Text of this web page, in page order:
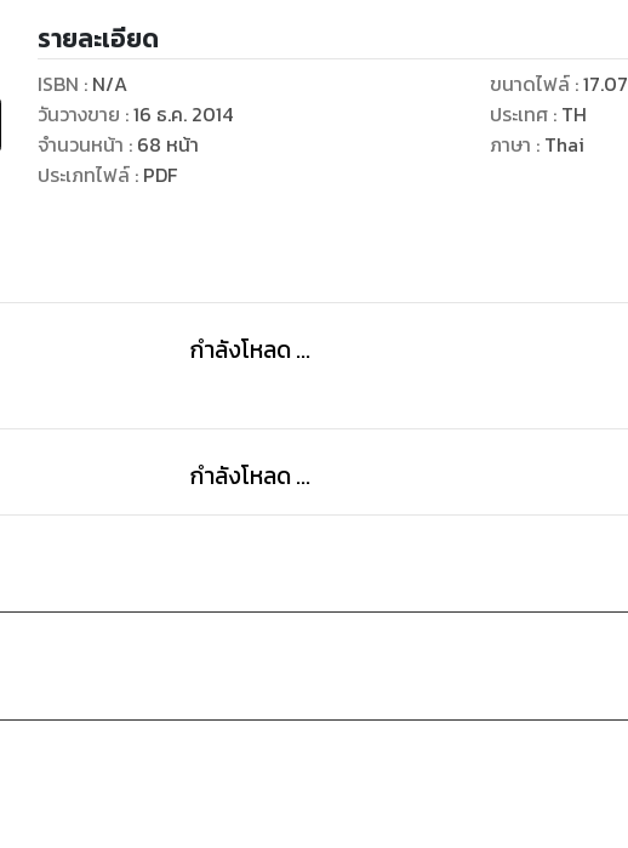
รายละเอียด
ISBN : N/A
วันวางขาย :16 ธ.ค. 2014
จำนวนหน้า : 68 หน้า
ประเภทไฟล์: PDF
ขนาดไฟล์:17.07
ประเทศ : TH
ภาษา : Thai
กำลังโหลด ...
กำลังโหลด ...